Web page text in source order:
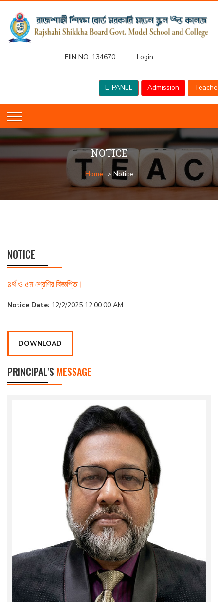
EIIN NO: 134670 Login
E-PANEL Admission
NOTICE
Home > Notice
NOTICE
৪র্থ ও ৫ম শ্রেণির বিজ্ঞপ্তি।
Notice Date: 12/2/2025 12:00:00 AM
DOWNLOAD
PRINCIPAL'S MESSAGE